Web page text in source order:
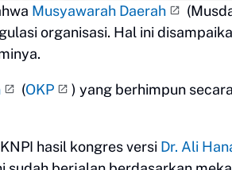
Musyawarah Daerah
organisasi. Hal ini
(OKP
) yang berhimpun
hasil kongres versi Dr. Ali